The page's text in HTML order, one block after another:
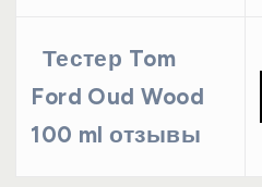
Тестер Tom
Ford Oud Wood
100 ml отзывы